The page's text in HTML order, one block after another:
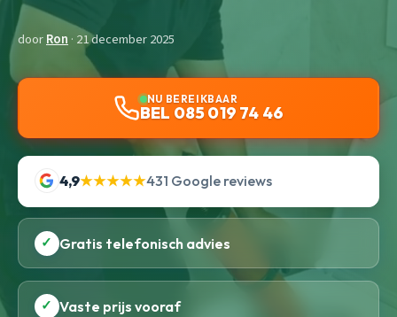
doorRon · 21 december 2025
NU BEREIKBAAR
BEL 085 019 74 46
4,9★★★★★431 Google reviews
✓ Gratis telefonisch advies
✓ Vaste prijs vooraf